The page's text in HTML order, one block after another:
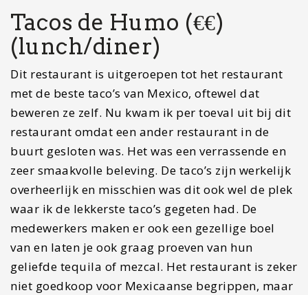
Tacos de Humo (€€)
(lunch/diner)
Dit restaurant is uitgeroepen tot het restaurant
met de beste taco’s van Mexico, oftewel dat
beweren ze zelf. Nu kwam ik per toeval uit bij dit
restaurant omdat een ander restaurant in de
buurt gesloten was. Het was een verrassende en
zeer smaakvolle beleving. De taco’s zijn werkelijk
overheerlijk en misschien was dit ook wel de plek
waar ik de lekkerste taco’s gegeten had. De
medewerkers maken er ook een gezellige boel
van en laten je ook graag proeven van hun
geliefde tequila of mezcal. Het restaurant is zeker
niet goedkoop voor Mexicaanse begrippen, maar